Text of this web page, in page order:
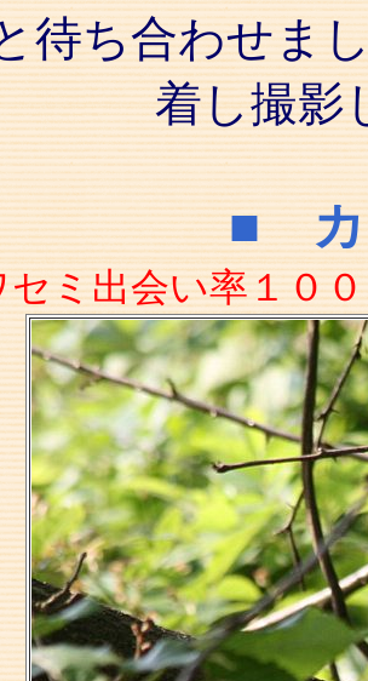
待ち合わせま
着し撮影
■ カ
セミ出会い率１０